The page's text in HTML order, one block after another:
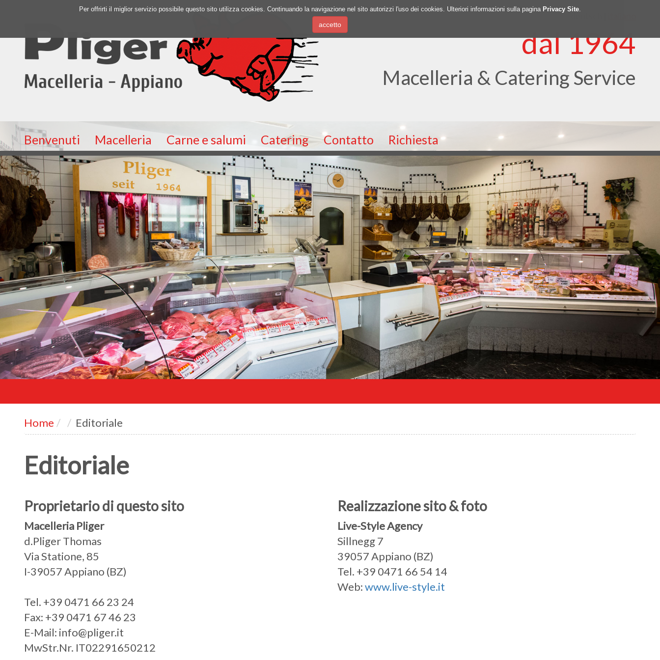
dal 1964
Macelleria & Catering Service
Benvenuti Macelleria Carne e salumi Catering Contatto Richiesta
Home Editoriale
Editoriale
Proprietario di questo sito
Macelleria Pliger
d.Pliger Thomas
Via Statione, 85
I-39057 Appiano (BZ)
Tel. +39 0471 66 23 24
Fax: +39 0471 67 46 23
E-Mail: info@pliger.it
MwStr.Nr. IT02291650212
Realizzazione sito & foto
Live-Style Agency
Sillnegg 7
39057 Appiano (BZ)
Tel. +39 0471 66 54 14
Web:www.live-style.it
Per offrirti il miglior servizio possibile questo sito utilizza cookies. Continuando la navigazione nel sito autorizzi l'uso dei cookies. Ulteriori informazioni sulla pagina Privacy Site.